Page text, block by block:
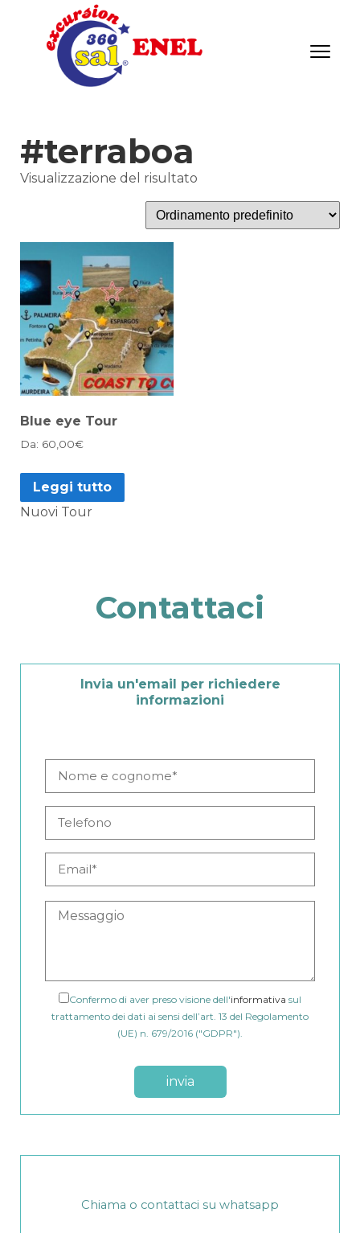
#terraboa
Visualizzazione del risultato
Blue eye Tour
Da: 60,00€
Leggi tutto
Nuovi Tour
Contattaci
Invia un'email per richiedere
informazioni
Confermo di aver preso visione dell'informativa sul
trattamento dei dati ai sensi dell’art. 13 del Regolamento
(UE) n. 679/2016 ("GDPR").
Chiama o contattaci su whatsapp